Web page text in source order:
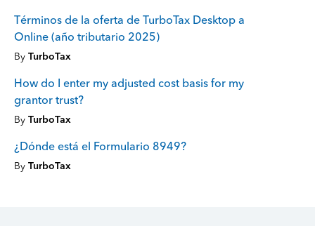
Términos de la oferta de TurboTax Desktop a
Online (año tributario 2025)
By TurboTax
How do I enter my adjusted cost basis for my
grantor trust?
By TurboTax
¿Dónde está el Formulario 8949?
By TurboTax